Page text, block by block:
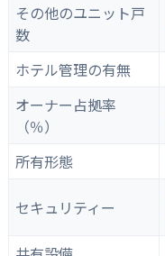
その他のユニット戸
数
ホテル管理の有無
オーナー占拠率
（％）
所有形態
セキュリティー